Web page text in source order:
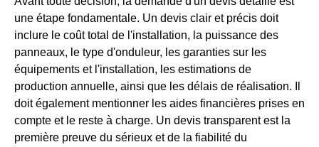
une étape fondamentale. Un devis clair et précis doit
inclure le coût total de l'installation, la puissance des
panneaux, le type d'onduleur, les garanties sur les
équipements et l'installation, les estimations de
production annuelle, ainsi que les délais de réalisation. Il
doit également mentionner les aides financières prises en
compte et le reste à charge. Un devis transparent est la
première preuve du sérieux et de la fiabilité du